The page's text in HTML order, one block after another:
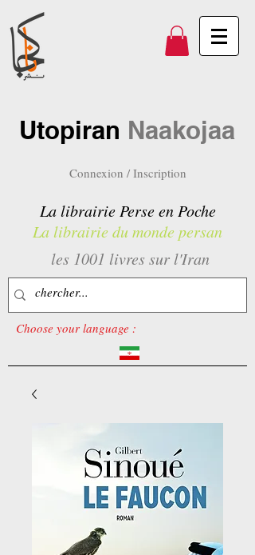
Utopiran Naakojaa
Connexion / Inscription
La librairie Perse en Poche
La librairie du monde persan
les 1001 livres sur l'Iran
Choose your language :